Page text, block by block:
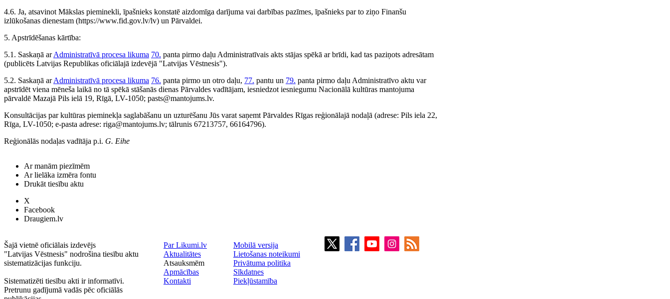
4.6. Ja, atsavinot Mākslas pieminekli, īpašnieks konstatē aizdomīga darījuma vai darbības pazīmes, īpašnieks par to ziņo Finanšu
izlūkošanas dienestam (https://www.fid.gov.lv/lv) un Pārvaldei.
5. Apstrīdēšanas kārtība:
5.1. Saskaņā arAdministratīvā procesa likuma 70. panta pirmo daļu Administratīvais akts stājas spēkā ar brīdi, kad tas paziņots adresātam
(publicēts Latvijas Republikas oficiālajā izdevējā "Latvijas Vēstnesis").
5.2. Saskaņā arAdministratīvā procesa likuma 76. panta pirmo un otro daļu, 77. pantu un 79. panta pirmo daļu Administratīvo aktu var
apstrīdēt viena mēneša laikā no tā spēkā stāšanās dienas Pārvaldes vadītājam, iesniedzot iesniegumu Nacionālā kultūras mantojuma
pārvaldē Mazajā Pils ielā 19, Rīgā, LV-1050; pasts@mantojums.lv.
Konsultācijas par kultūras pieminekļa saglabāšanu un uzturēšanu Jūs varat saņemt Pārvaldes Rīgas reģionālajā nodaļā (adrese: Pils iela 22,
Rīga, LV-1050; e-pasta adrese: riga@mantojums.lv; tālrunis 67213757, 66164796).
Reģionālās nodaļas vadītāja p.i. G. Eihe
Ar manām piezīmēm
Ar lielāka izmēra fontu
Drukāt tiesību aktu
X
Facebook
Draugiem.lv
Šajā vietnē oficiālais izdevējs
"Latvijas Vēstnesis" nodrošina tiesību aktu
sistematizācijas funkciju.
Sistematizēti tiesību akti ir informatīvi.
Pretrunu gadījumā vadās pēc oficiālās
Par Likumi.lv
Aktualitātes
Atsauksmēm
Apmācības
Kontakti
Mobilā versija
Lietošanas noteikumi
Privātuma politika
Sīkdatnes
Piekļūstamība